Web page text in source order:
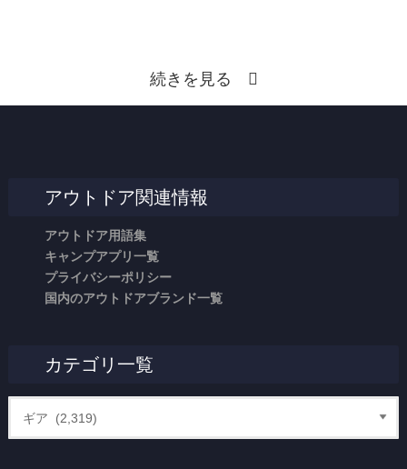
続きを見る
アウトドア関連情報
アウトドア用語集
キャンプアプリ一覧
プライバシーポリシー
国内のアウトドアブランド一覧
カテゴリ一覧